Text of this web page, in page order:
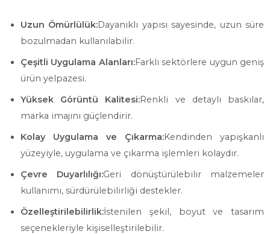
Uzun Ömürlülük:Dayanıklı yapısı sayesinde, uzun süre
bozulmadan kullanılabilir.
Çeşitli Uygulama Alanları:Farklı sektörlere uygun geniş
ürün yelpazesi.
Yüksek Görüntü Kalitesi:Renkli ve detaylı baskılar,
marka imajını güçlendirir.
Kolay Uygulama ve Çıkarma:Kendinden yapışkanlı
yüzeyiyle, uygulama ve çıkarma işlemleri kolaydır.
Çevre Duyarlılığı:Geri dönüştürülebilir malzemeler
kullanımı, sürdürülebilirliği destekler.
Özelleştirilebilirlik:İstenilen şekil, boyut ve tasarım
seçenekleriyle kişiselleştirilebilir.